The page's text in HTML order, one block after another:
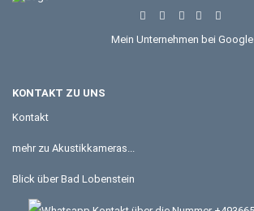
Mein Unternehmen bei Google
KONTAKT ZU UNS
Kontakt
mehr zu Akustikkameras...
Blick über Bad Lobenstein